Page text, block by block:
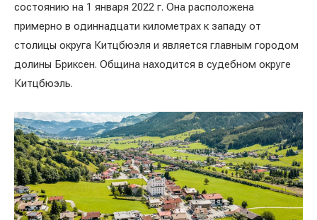
состоянию на 1 января 2022 г. Она расположена
примерно в одиннадцати километрах к западу от
столицы округа Китцбюэля и является главным городом
долины Бриксен. Община находится в судебном округе
Китцбюэль.